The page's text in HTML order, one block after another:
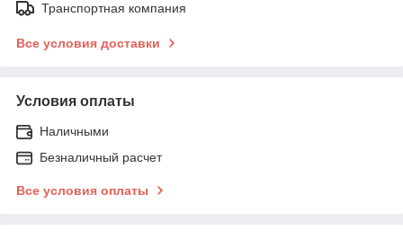
Транспортная компания
Все условия доставки
Условия оплаты
Наличными
Безналичный расчет
Все условия оплаты